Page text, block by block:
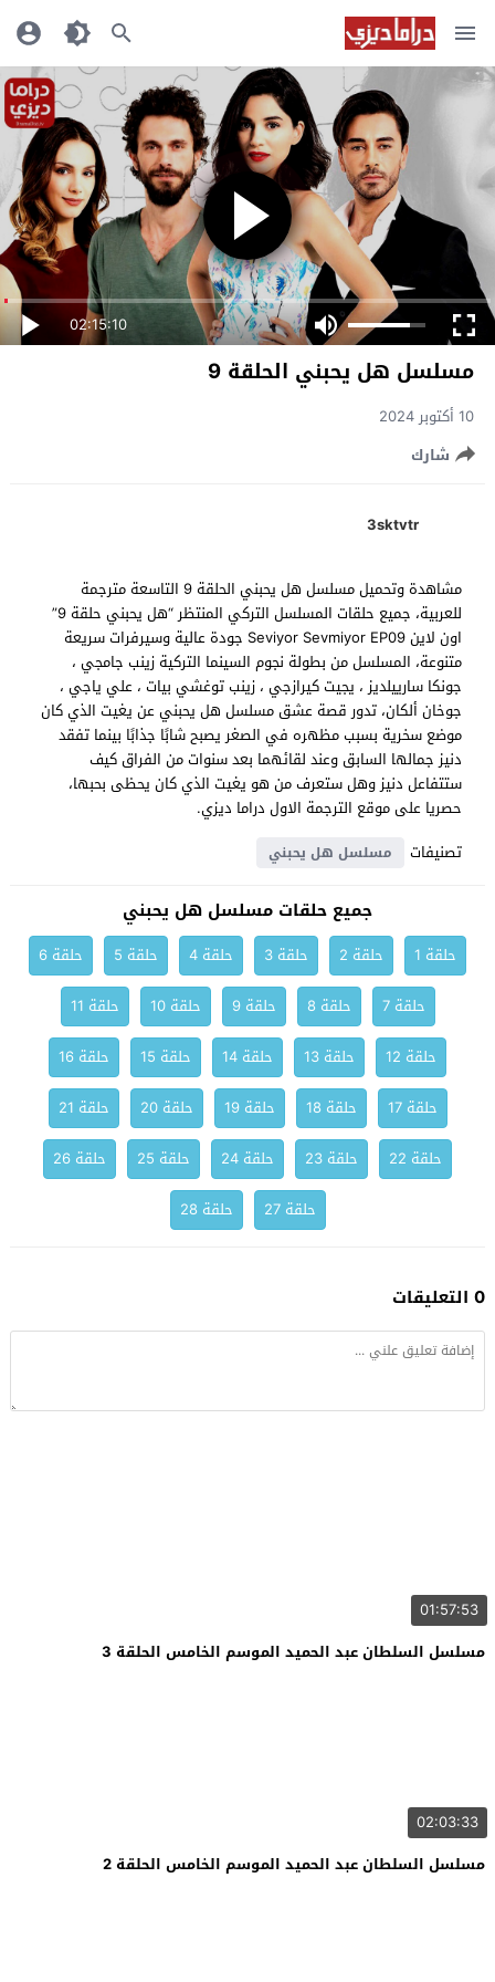
02:15:10
مسلسل هل يحبني الحلقة 9
10 أكتوبر 2024
شارك
3sktvtr
مشاهدة وتحميل مسلسل هل يحبني الحلقة 9 التاسعة مترجمة
للعربية، جميع حلقات المسلسل التركي المنتظر “هل يحبني حلقة 9”
اون لاين Seviyor Sevmiyor EP09 جودة عالية وسيرفرات سريعة
متنوعة، المسلسل من بطولة نجوم السينما التركية زينب جامجي ،
جونكا سارييلديز ، يجيت كيرازجي ، زينب توغشي بيات ، علي ياجي ،
جوخان ألكان، تدور قصة عشق مسلسل هل يحبني عن يغيت الذي كان
موضع سخرية بسبب مظهره في الصغر يصبح شابًا جذابًا بينما تفقد
دنيز جمالها السابق وعند لقائهما بعد سنوات من الفراق كيف
ستتفاعل دنيز وهل ستعرف من هو يغيت الذي كان يحظى بحبها،
حصريا على موقع الترجمة الاول دراما ديزي.
تصنيفات
مسلسل هل يحبني
جميع حلقات مسلسل هل يحبني
حلقة 1 حلقة 2 حلقة 3 حلقة 4 حلقة 5
حلقة 6
حلقة 7
حلقة 8 حلقة 9 حلقة 10
حلقة 11
حلقة 12
حلقة 13 حلقة 14 حلقة 15
حلقة 16
حلقة 17
حلقة 18 حلقة 19 حلقة 20
حلقة 21
حلقة 22
حلقة 23 حلقة 24 حلقة 25
حلقة 26
حلقة 27
حلقة 28
0 التعليقات
01:57:53
مسلسل السلطان عبد الحميد الموسم الخامس الحلقة 3
02:03:33
مسلسل السلطان عبد الحميد الموسم الخامس الحلقة 2